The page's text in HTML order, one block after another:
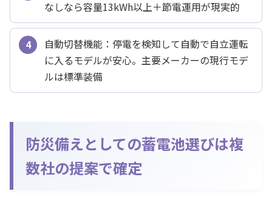
なしなら容量13kWh以上＋節電運用が現実的
自動切替機能：停電を検知して自動で自立運転
に入るモデルが安心。主要メーカーの現行モデ
ルは標準装備
防災備えとしての蓄電池選びは複
数社の提案で確定